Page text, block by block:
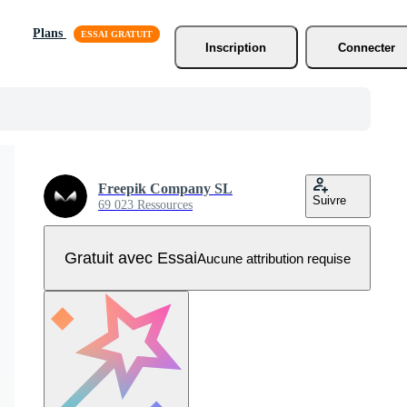
Plans
Inscription
Connecter
Freepik Company SL
69 023 Ressources Suivre
Gratuit avec EssaiAucune attribution requise